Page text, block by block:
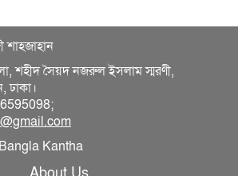
শাহজাহান
শহীদ সৈয়দ নজরুল ইসলাম স্মরণী,
ঢাকা।
Kantha
About Us